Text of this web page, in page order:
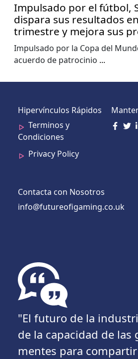
Impulsado por el fútbol,
dispara sus resultados
trimestre y mejora sus
2026
Impulsado por la Copa del
acuerdo de patrocinio ...
Hipervínculos Rápidos
Terminos y
Condiciones
Privacy Policy
Contacta con Nosotros
info@futureofigaming.co.uk
"El futuro de la
de la capacidad de las
mentes para